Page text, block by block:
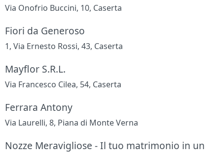
Via Onofrio Buccini, 10, Caserta
Fiori da Generoso
1, Via Ernesto Rossi, 43, Caserta
Mayflor S.R.L.
Via Francesco Cilea, 54, Caserta
Ferrara Antony
Via Laurelli, 8, Piana di Monte Verna
Nozze Meravigliose - Il tuo matrimonio in un